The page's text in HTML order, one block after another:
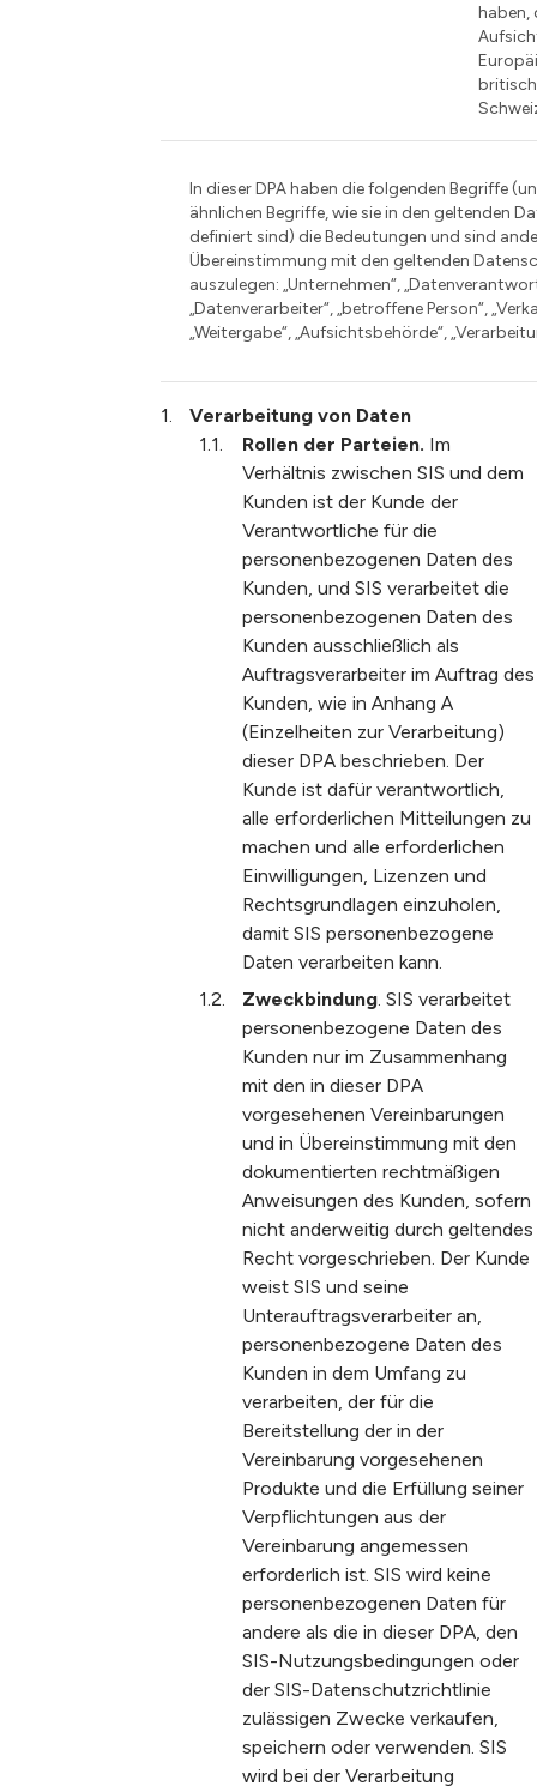
haben,
In dieser DPA haben die folgenden Begriffe
ähnlichen Begriffe, wie sie in den geltenden
definiert sind) die Bedeutungen und sind
Übereinstimmung mit den geltenden
auszulegen: „Unternehmen“,
„Datenverarbeiter“, „betroffene Person“,
„Weitergabe“, „Aufsichtsbehörde“,
Verarbeitung von Daten
Rollen der Parteien. Im
Verhältnis zwischen SIS und dem
Kunden ist der Kunde der
Verantwortliche für die
personenbezogenen Daten des
Kunden, und SIS verarbeitet die
personenbezogenen Daten des
Kunden ausschließlich als
Auftragsverarbeiter im Auftrag des
Kunden, wie in Anhang A
(Einzelheiten zur Verarbeitung)
dieser DPA beschrieben. Der
Kunde ist dafür verantwortlich,
alle erforderlichen Mitteilungen zu
machen und alle erforderlichen
Einwilligungen, Lizenzen und
Rechtsgrundlagen einzuholen,
damit SIS personenbezogene
Daten verarbeiten kann.
Zweckbindung. SIS verarbeitet
personenbezogene Daten des
Kunden nur im Zusammenhang
mit den in dieser DPA
vorgesehenen Vereinbarungen
und in Übereinstimmung mit den
dokumentierten rechtmäßigen
Anweisungen des Kunden, sofern
nicht anderweitig durch geltendes
Recht vorgeschrieben. Der Kunde
weist SIS und seine
Unterauftragsverarbeiter an,
personenbezogene Daten des
Kunden in dem Umfang zu
verarbeiten, der für die
Bereitstellung der in der
Vereinbarung vorgesehenen
Produkte und die Erfüllung seiner
Verpflichtungen aus der
Vereinbarung angemessen
erforderlich ist. SIS wird keine
personenbezogenen Daten für
andere als die in dieser DPA, den
SIS-Nutzungsbedingungen oder
der SIS-Datenschutzrichtlinie
zulässigen Zwecke verkaufen,
speichern oder verwenden. SIS
wird bei der Verarbeitung